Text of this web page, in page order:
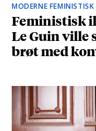
MODERNE
Feministisk
Le Guin ville
brøt med